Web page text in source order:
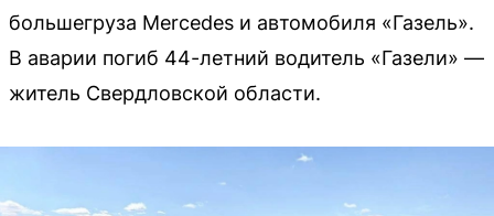
большегруза Mercedes и автомобиля «Газель».
В аварии погиб 44-летний водитель «Газели» —
житель Свердловской области.